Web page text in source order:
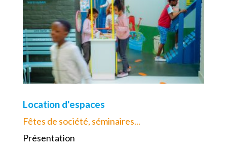
Location d'espaces
Fêtes de société, séminaires...
Présentation